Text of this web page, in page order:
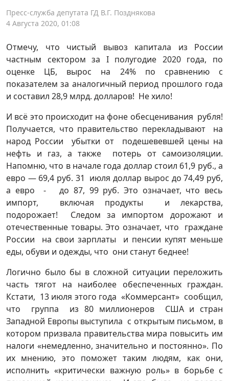
Пресс-служба депутата ГД В.Г. Позднякова
4 Августа 2020, 01:08
Отмечу, что чистый вывоз капитала из России
частным сектором за I полугодие 2020 года, по
оценке ЦБ, вырос на 24% по сравнению с
показателем за аналогичный период прошлого года
и составил 28,9 млрд. долларов! Не хило!
И всё это происходит на фоне обесценивания рубля!
Получается, что правительство перекладывают на
народ России убытки от подешевевшей цены на
нефть и газ, а также потерь от самоизоляции.
Напомню, что в начале года доллар стоил 61,9 руб., а
евро — 69,4 руб. 31 июля доллар вырос до 74,49 руб,
а евро - до 87, 99 руб. Это означает, что весь
импорт, включая продукты и лекарства,
подорожает! Следом за импортом дорожают и
отечественные товары. Это означает, что граждане
России на свои зарплаты и пенсии купят меньше
еды, обуви и одежды, что они станут беднее!
Логично было бы в сложной ситуации переложить
часть тягот на наиболее обеспеченных граждан.
Кстати, 13 июля этого года «Коммерсант» сообщил,
что группа из 80 миллионеров США и стран
Западной Европы выступила с открытым письмом, в
котором призвала правительства мира повысить им
налоги «немедленно, значительно и постоянно». По
их мнению, это поможет таким людям, как они,
исполнить «критически важную роль» в борьбе с